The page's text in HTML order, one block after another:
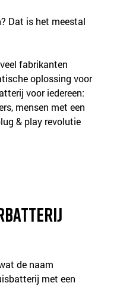
Dat is het meestal
fabrikanten
oplossing voor
voor iedereen:
mensen met een
& play revolutie
de naam
met een